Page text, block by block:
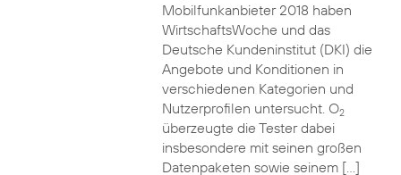
Mobilfunkanbieter 2018 haben
WirtschaftsWoche und das
Deutsche Kundeninstitut (DKI) die
Angebote und Konditionen in
verschiedenen Kategorien und
Nutzerprofilen untersucht. O2
überzeugte die Tester dabei
insbesondere mit seinen großen
Datenpaketen sowie seinem […]